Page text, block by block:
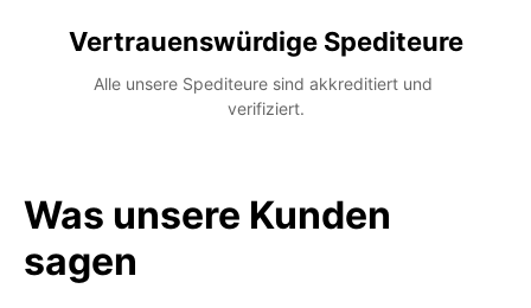
Vertrauenswürdige Spediteure
Alle unsere Spediteure sind akkreditiert und
verifiziert.
Was unsere Kunden
sagen